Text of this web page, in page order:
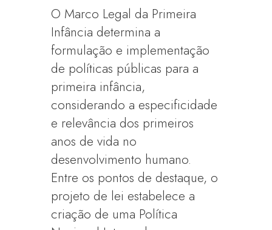
O Marco Legal da Primeira
Infância determina a
formulação e implementação
de políticas públicas para a
primeira infância,
considerando a especificidade
e relevância dos primeiros
anos de vida no
desenvolvimento humano.
Entre os pontos de destaque, o
projeto de lei estabelece a
criação de uma Política